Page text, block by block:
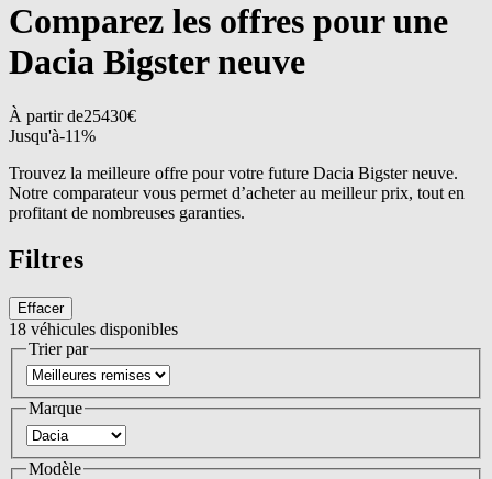
Comparez les offres pour une
Dacia Bigster neuve
À partir de25430€
Jusqu'à-11%
Trouvez la meilleure offre pour votre future Dacia Bigster neuve.
Notre comparateur vous permet d’acheter au meilleur prix, tout en
profitant de nombreuses garanties.
Filtres
Effacer
18 véhicules disponibles
Trier par
Marque
Modèle